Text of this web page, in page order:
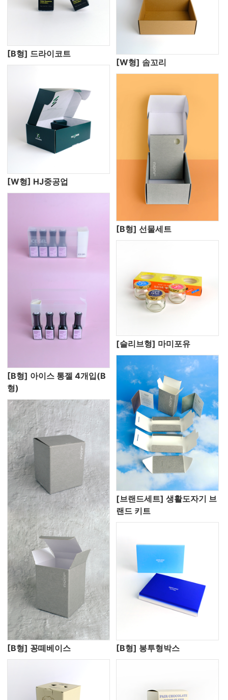
[B형] 드라이코트
[W형] 솜꼬리
[W형] HJ중공업
[B형] 선물세트
[B형] 아이스 통젤 4개입(B
형)
[슬리브형] 마미포유
[B형] 꽁떼베이스
[브랜드세트] 생활도자기 브
랜드 키트
[B형] 봉투형박스